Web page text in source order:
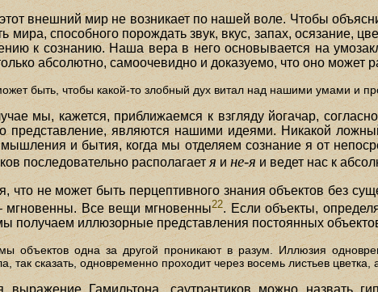
внешний мир не возникает по нашей воле. Чтобы
мира, способного порождать звук, вкус, запах, осязание,
к сознанию. Наша вера в него основывается на
абсолютно, самоочевидно и доказуемо, что оно может
быть, чтобы какой-то злобный дух витал над нашими умами и
мы, кажется, приближаемся к взгляду йогачар,
представление, являются нашими идеями. Никакой
и бытия, когда мы отделяем сознание я от
последовательно располагаетя ине-я и ведет нас к
что не может быть перцептивного знания объектов без
мгновенны. Все вещи мгновенны22. Если объекты,
получаем иллюзорные представления постоянных
объектов одна за другой проникают в разум. Иллюзия
так сказать, одновременно проходит через восемь листьев
выражение Гамильтона, саутрантиков можно назвать